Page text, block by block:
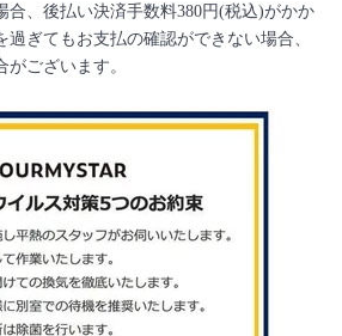
合、後払い決済手数料380円(税込)がかか
過ぎてもお支払の確認ができない場合、
ございます。